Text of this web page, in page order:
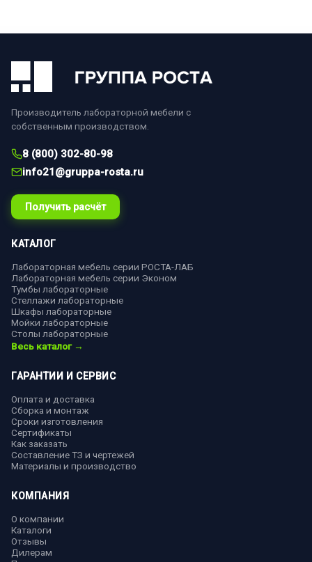
Производитель лабораторной мебели с
собственным производством.
8 (800) 302-80-98
info21@gruppa-rosta.ru
Получить расчёт
КАТАЛОГ
Лабораторная мебель серии РОСТА-ЛАБ
Лабораторная мебель серии Эконом
Тумбы лабораторные
Стеллажи лабораторные
Шкафы лабораторные
Мойки лабораторные
Столы лабораторные
Весь каталог →
ГАРАНТИИ И СЕРВИС
Оплата и доставка
Сборка и монтаж
Сроки изготовления
Сертификаты
Как заказать
Составление ТЗ и чертежей
Материалы и производство
КОМПАНИЯ
О компании
Каталоги
Отзывы
Дилерам